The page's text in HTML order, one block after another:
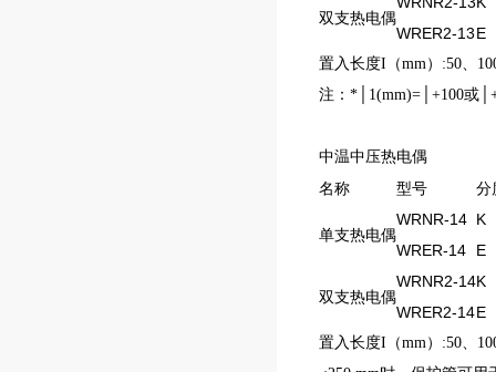
双支热电偶
WRER2-13E
置入长度I（mm）:50、
注：*│1(mm)=│+100或
中温中压热电偶
名称 型号 分
单支热电偶
WRNR-14 K
WRER-14
E
双支热电偶
WRNR2-14K
WRER2-14E
置入长度I（mm）:50、